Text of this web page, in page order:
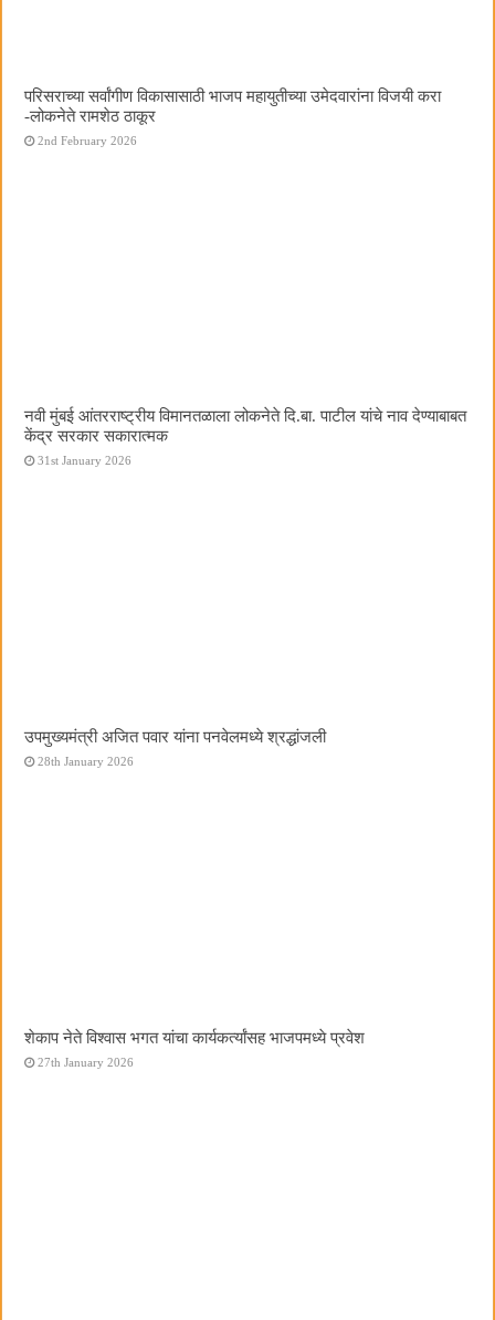
परिसराच्या सर्वांगीण विकासासाठी भाजप महायुतीच्या उमेदवारांना विजयी करा
-लोकनेते रामशेठ ठाकूर
2nd February 2026
नवी मुंबई आंतरराष्ट्रीय विमानतळाला लोकनेते दि.बा. पाटील यांचे नाव देण्याबाबत
केंद्र सरकार सकारात्मक
31st January 2026
उपमुख्यमंत्री अजित पवार यांना पनवेलमध्ये श्रद्धांजली
28th January 2026
शेकाप नेते विश्वास भगत यांचा कार्यकर्त्यांसह भाजपमध्ये प्रवेश
27th January 2026